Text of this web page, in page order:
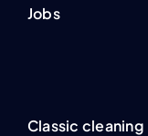
Jobs
Classic cleaning